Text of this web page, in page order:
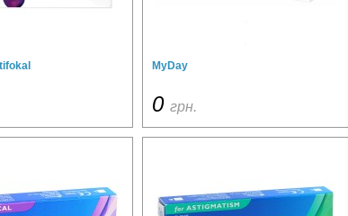
MyDay
0 грн.